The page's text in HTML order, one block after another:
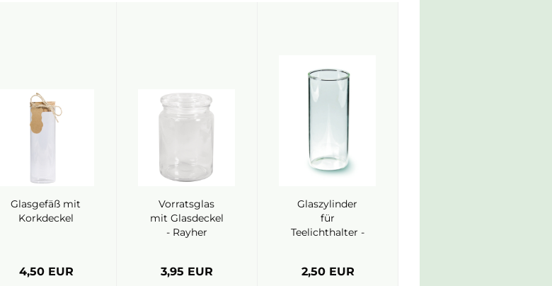
Glasgefäß mit
Korkdeckel
4,50 EUR
Vorratsglas
mit Glasdeckel
- Rayher
3,95 EUR
Glaszylinder
für
Teelichthalter -
2,50 EUR